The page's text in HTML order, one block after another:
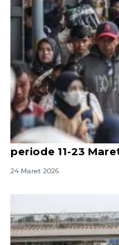
KAI angkut 2,82
periode 11-23
24 Maret 2026